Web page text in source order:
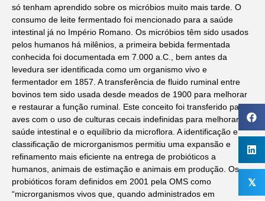
só tenham aprendido sobre os micróbios muito mais tarde. O
consumo de leite fermentado foi mencionado para a saúde
intestinal já no Império Romano. Os micróbios têm sido usados
pelos humanos há milênios, a primeira bebida fermentada
conhecida foi documentada em 7.000 a.C., bem antes da
levedura ser identificada como um organismo vivo e
fermentador em 1857. A transferência de fluido ruminal entre
bovinos tem sido usada desde meados de 1900 para melhorar
e restaurar a função ruminal. Este conceito foi transferido para
aves com o uso de culturas cecais indefinidas para melhorar a
saúde intestinal e o equilíbrio da microflora. A identificação e
classificação de microrganismos permitiu uma expansão e
refinamento mais eficiente na entrega de probióticos a
humanos, animais de estimação e animais em produção. Os
probióticos foram definidos em 2001 pela OMS como
“microrganismos vivos que, quando administrados em
𝕏